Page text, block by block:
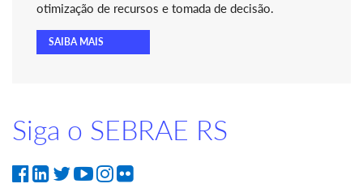
otimização de recursos e tomada de decisão.
SAIBA MAIS
Siga o SEBRAE RS